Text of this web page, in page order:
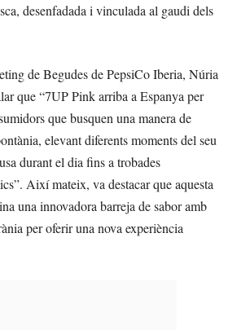
desenfadada i vinculada al gaudi dels
de Begudes de PepsiCo Iberia, Núria
que “7UP Pink arriba a Espanya per
que busquen una manera de
elevant diferents moments del seu
durant el dia fins a trobades
Així mateix, va destacar que aquesta
una innovadora barreja de sabor amb
per oferir una nova experiència